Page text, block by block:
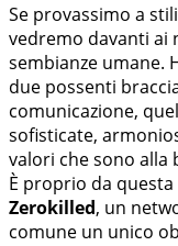
Se provassimo a
vedremo davanti ai
sembianze umane.
due possenti
comunicazione,
sofisticate,
valori che sono alla
È proprio da
Zerokilled, un
comune un unico